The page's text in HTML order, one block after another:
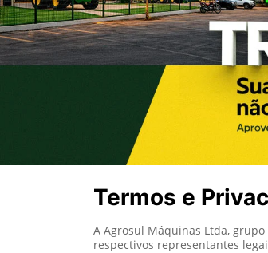
Termos e
A Agrosul Máquinas Ltda,
respectivos representantes